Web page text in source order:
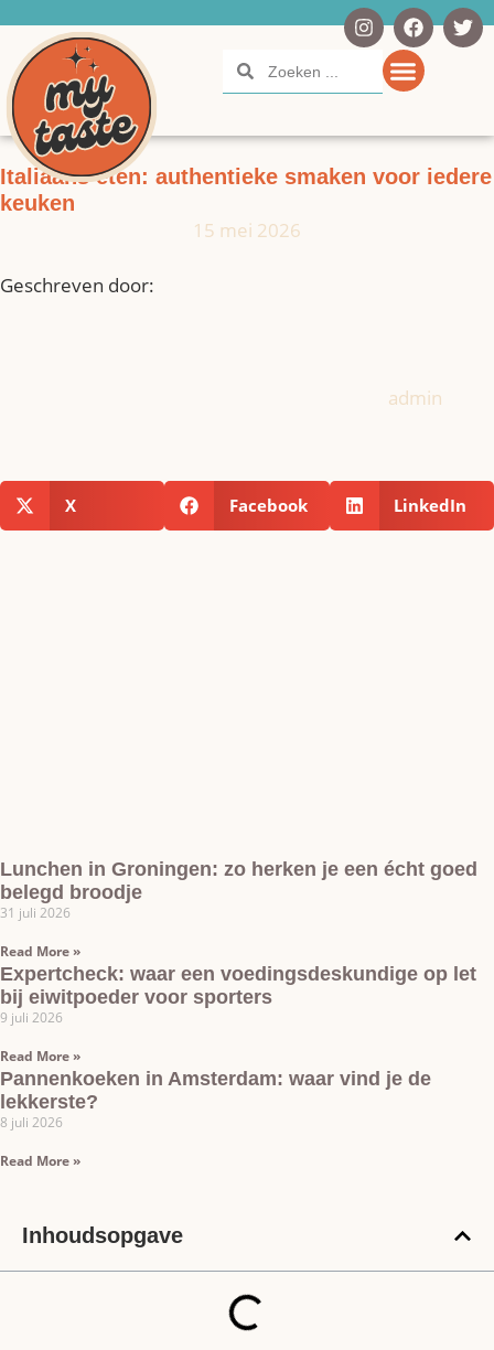
Italiaans eten: authentieke smaken voor iedere
keuken
15 mei 2026
Geschreven door:
admin
X Facebook LinkedIn
Lunchen in Groningen: zo herken je een écht goed
belegd broodje
31 juli 2026
Read More »
Expertcheck: waar een voedingsdeskundige op let
bij eiwitpoeder voor sporters
9 juli 2026
Read More »
Pannenkoeken in Amsterdam: waar vind je de
lekkerste?
8 juli 2026
Read More »
Inhoudsopgave